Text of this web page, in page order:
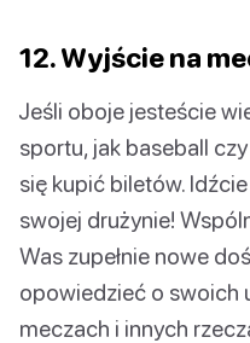
12. Wyjście na
Jeśli oboje jesteście
sportu, jak baseball
się kupić biletów.
swojej drużynie!
Was zupełnie nowe
opowiedzieć o swoich
meczach i innych